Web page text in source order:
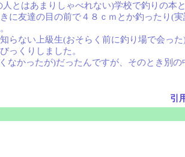
とはあまりしゃべれない)学校で釣りの本
友達の目の前で４８ｃｍとか釣ったり(
ない上級生(おそらく前に釣り場で会っ
っくりしました。
かったが)だったんですが、そのとき別
引